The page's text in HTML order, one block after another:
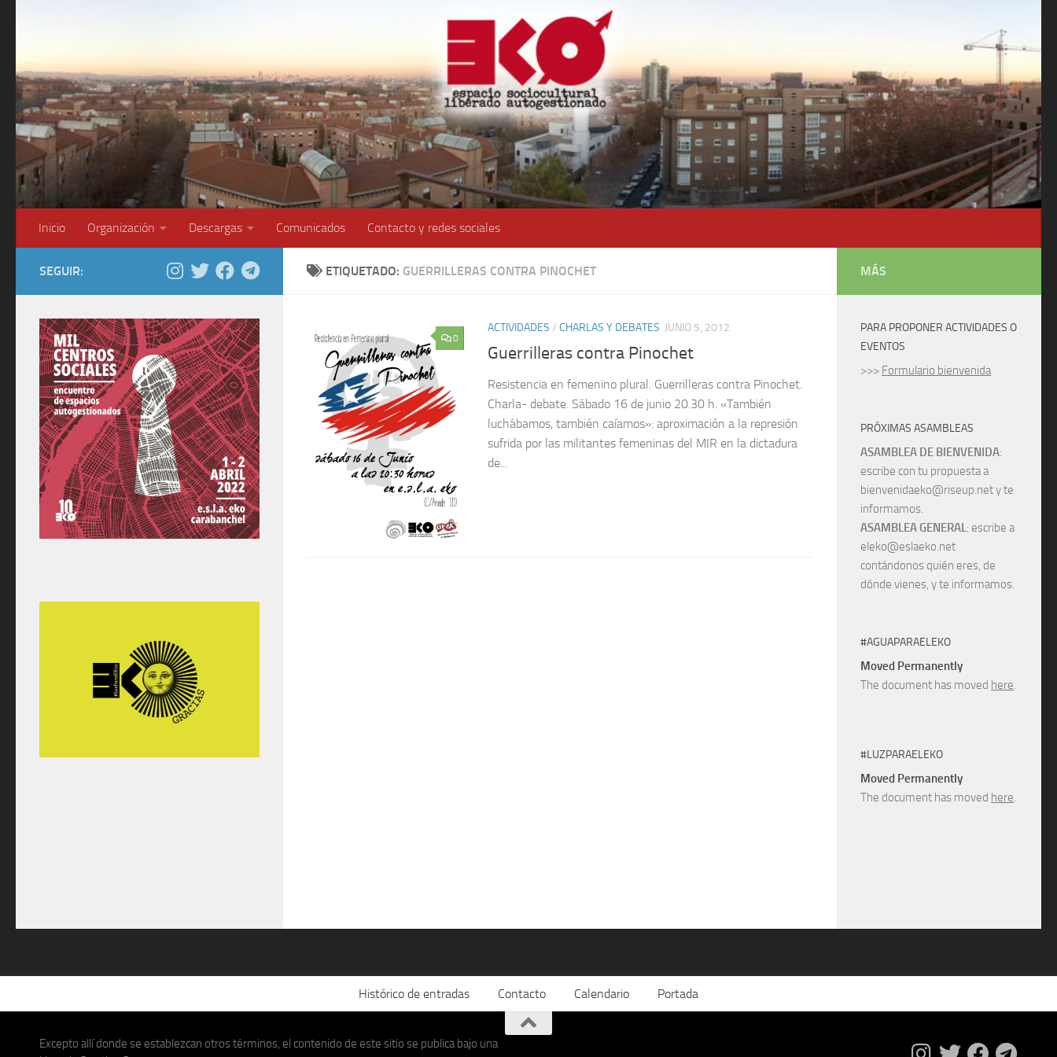
Inicio Organización Descargas Comunicados Contacto y redes sociales
ETIQUETADO: GUERRILLERAS CONTRA PINOCHET
0
ACTIVIDADES / CHARLAS Y DEBATES JUNIO 5, 2012
Guerrilleras contra Pinochet
Resistencia en femenino plural. Guerrilleras contra Pinochet.
Charla- debate. Sábado 16 de junio 20.30 h. «También
luchábamos, también caíamos»: aproximación a la represión
sufrida por las militantes femeninas del MIR en la dictadura
de...
SEGUIR: MÁS
PARA PROPONER ACTIVIDADES O
EVENTOS
>>> Formulario bienvenida
PRÓXIMAS ASAMBLEAS
ASAMBLEA DE BIENVENIDA:
escribe con tu propuesta a
bienvenidaeko@riseup.net y te
informamos.
ASAMBLEA GENERAL: escribe a
eleko@eslaeko.net
contándonos quién eres, de
dónde vienes, y te informamos.
#AGUAPARAELEKO
Moved Permanently
The document has moved here.
#LUZPARAELEKO
Moved Permanently
The document has moved here.
Histórico de entradas Contacto Calendario Portada
Excepto allí donde se establezcan otros términos, el contenido de este sitio se publica bajo una